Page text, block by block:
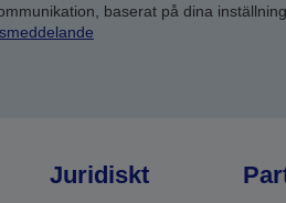
baserat på dina
Juridiskt